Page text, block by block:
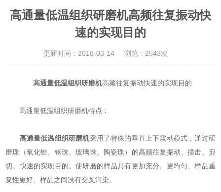
高通量低温组织研磨机高频往复振动快
速的实现目的
更新时间：2018-03-14 浏览：2543次
高通量低温组织研磨机高频往复振动快速的实现目的
高通量低温组织研磨机特点：
高通量低温组织研磨机采用了特殊的垂直上下震动模式，通过研
磨珠（氧化锆、钢珠、玻璃珠、陶瓷珠）的高频往复振动、撞击、剪
切。快速的实现目的。使研磨的样品具有更加充分、更均匀、样品重
复性更好、样品之间没有交叉污染。